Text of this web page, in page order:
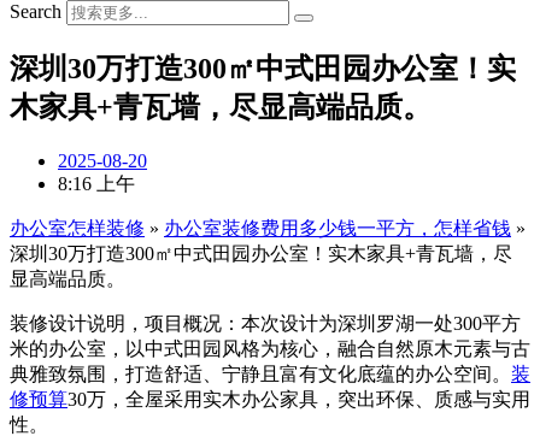
Search
深圳30万打造300㎡中式田园办公室！实
木家具+青瓦墙，尽显高端品质。
2025-08-20
8:16 上午
办公室怎样装修 » 办公室装修费用多少钱一平方，怎样省钱 »
深圳30万打造300㎡中式田园办公室！实木家具+青瓦墙，尽
显高端品质。
装修设计说明，项目概况：本次设计为深圳罗湖一处300平方
米的办公室，以中式田园风格为核心，融合自然原木元素与古
典雅致氛围，打造舒适、宁静且富有文化底蕴的办公空间。 装
修预算30万，全屋采用实木办公家具，突出环保、质感与实用
性。